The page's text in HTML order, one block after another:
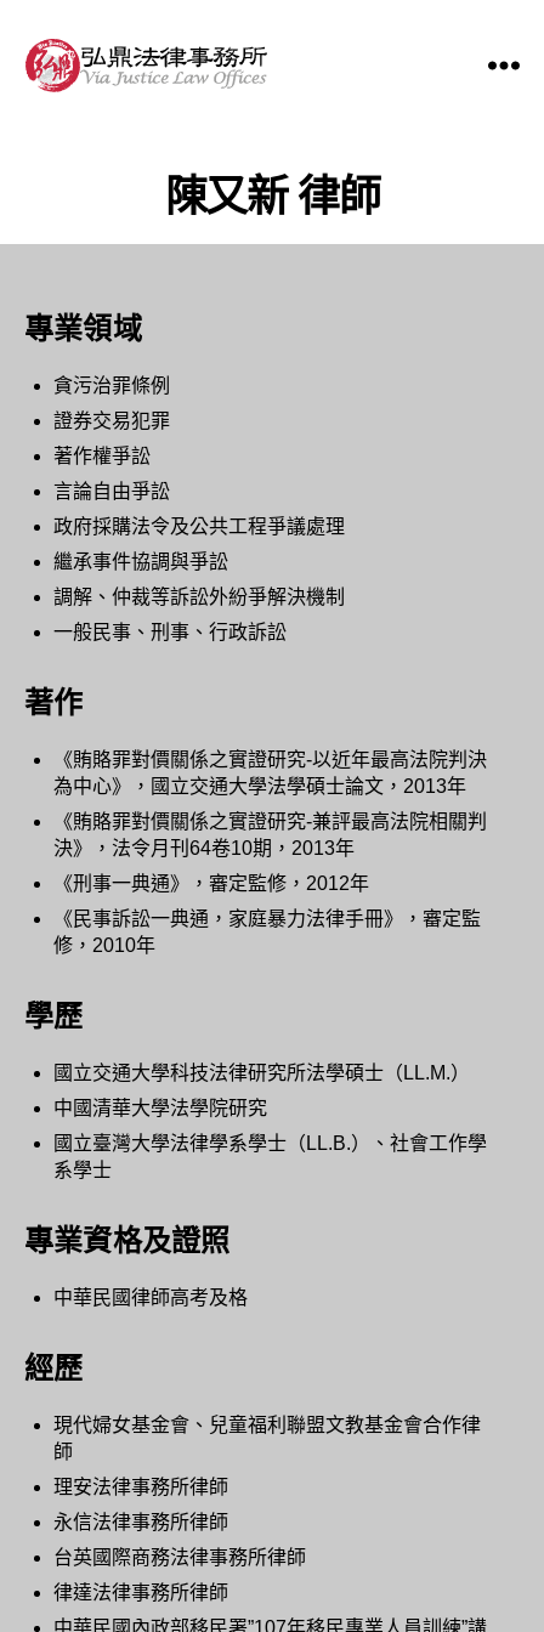
陳又新 律師
專業領域
貪污治罪條例
證券交易犯罪
著作權爭訟
言論自由爭訟
政府採購法令及公共工程爭議處理
繼承事件協調與爭訟
調解、仲裁等訴訟外紛爭解決機制
一般民事、刑事、行政訴訟
著作
《賄賂罪對價關係之實證研究-以近年最高法院判決
為中心》，國立交通大學法學碩士論文，2013年
《賄賂罪對價關係之實證研究-兼評最高法院相關判
決》，法令月刊64卷10期，2013年
《刑事一典通》，審定監修，2012年
《民事訴訟一典通，家庭暴力法律手冊》，審定監
修，2010年
學歷
國立交通大學科技法律研究所法學碩士（LL.M.）
中國清華大學法學院研究
國立臺灣大學法律學系學士（LL.B.）、社會工作學
系學士
專業資格及證照
中華民國律師高考及格
經歷
現代婦女基金會、兒童福利聯盟文教基金會合作律
師
理安法律事務所律師
永信法律事務所律師
台英國際商務法律事務所律師
律達法律事務所律師
中華民國內政部移民署”107年移民專業人員訓練”講